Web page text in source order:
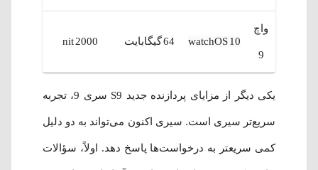
واچ
9
watchOS 10 64 گیگابایت 2000 nit
یکی دیگر از مزایای پردازنده جدید S9 سری 9، تجربه
سریع‌تر سیری است. سیری اکنون می‌تواند به دو دلیل
کمی سریعتر به درخواست‌ها پاسخ دهد. اولاً، سؤالات